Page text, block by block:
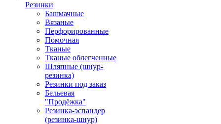
Резинки
Башмачные
Вязаные
Перфорированные
Помочная
Тканые
Тканые облегченные
Шляпные (шнур-
резинка)
Резинки под заказ
Бельевая
"Продёжка"
Резинка-эспандер
(резинка-шнур)